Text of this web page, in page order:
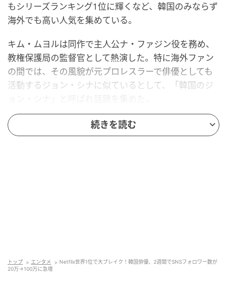
もシリーズランキング1位に輝くなど、韓国のみならず
海外でも高い人気を集めている。
キム・ムヨルは同作で主人公ナ・ファジン役を務め、
教権保護局の監督官として熱演した。特に海外ファン
の間では、その風貌が元プロレスラーで俳優としても
活動するジョン・シナに似ているとして、「韓国のジ
続きを読む
トップ エンタメ
Netflix世界1位で大ブレイク！韓国俳優、2週間でSNSフォロワー数が
20万→100万に急増